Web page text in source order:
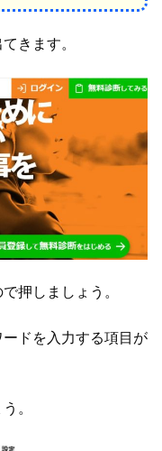
きます。
押しましょう。
ドを入力する項目が
。